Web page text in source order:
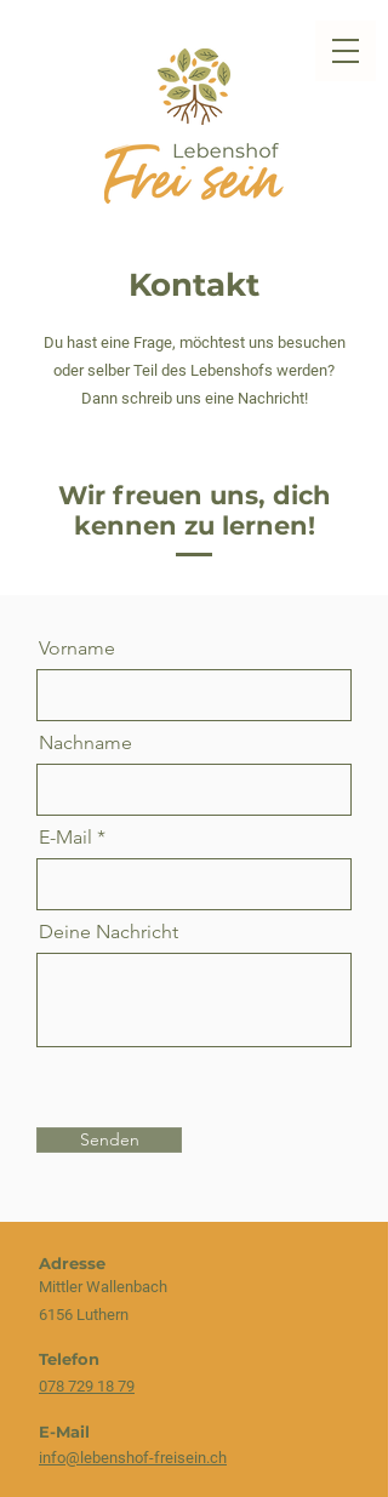
Kontakt
Du hast eine Frage, möchtest uns besuchen
oder selber Teil des Lebenshofs werden?
Dann schreib uns eine Nachricht!
Wir freuen uns, dich
kennen zu lernen!
Vorname
Nachname
E-Mail
Deine Nachricht
Senden
Adresse
Mittler Wallenbach
6156 Luthern
Telefon
078 729 18 79
E-Mail
info@lebenshof-freisein.ch